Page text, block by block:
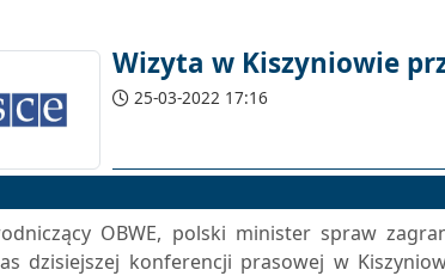
Wizyta w Kiszyniowie
25-03-2022 17:16
OBWE, polski minister spraw
dzisiejszej konferencji prasowej w